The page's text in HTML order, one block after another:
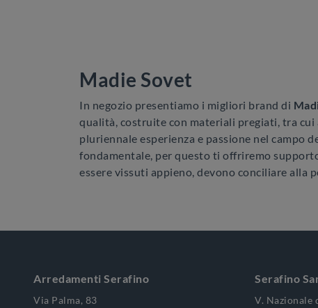
Madie Sovet
In negozio presentiamo i migliori brand di
qualità, costruite con materiali pregiati, tra cui
pluriennale esperienza e passione nel campo
fondamentale, per questo ti offriremo
essere vissuti appieno, devono conciliare alla
Arredamenti Serafino
Via Palma, 83
Serafino
V. Nazionale